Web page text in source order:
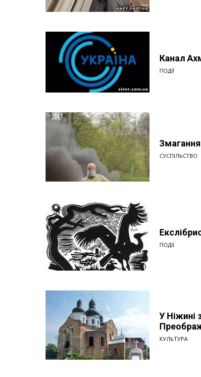
Канал
ПОДІЇ
Змагання
СУСПІЛЬСТВО
ПОДІЇ
У Ніжині
КУЛЬТУРА